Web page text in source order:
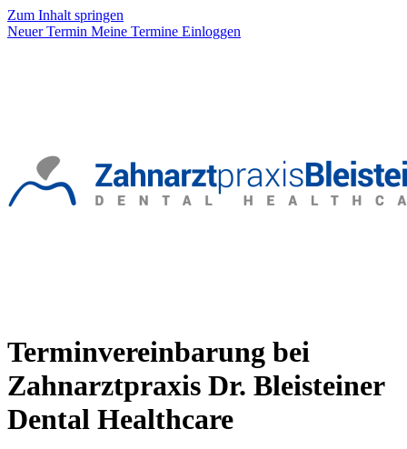
Zum Inhalt springen
Neuer Termin Meine Termine Einloggen
Terminvereinbarung bei
Zahnarztpraxis Dr. Bleisteiner
Dental Healthcare